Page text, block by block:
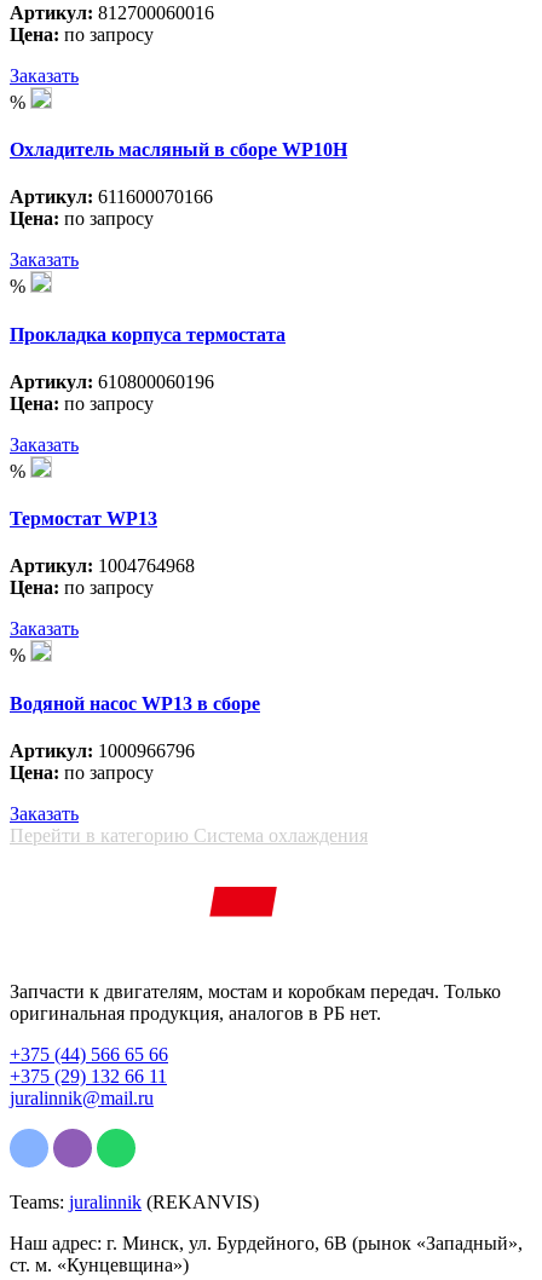
Артикул: 812700060016
Цена: по запросу
Заказать
%
Охладитель масляный в сборе WP10H
Артикул: 611600070166
Цена: по запросу
Заказать
%
Прокладка корпуса термостата
Артикул: 610800060196
Цена: по запросу
Заказать
%
Термостат WP13
Артикул: 1004764968
Цена: по запросу
Заказать
%
Водяной насос WP13 в сборе
Артикул: 1000966796
Цена: по запросу
Заказать
Перейти в категорию Система охлаждения
Запчасти к двигателям, мостам и коробкам передач. Только
оригинальная продукция, аналогов в РБ нет.
+375 (44) 566 65 66
+375 (29) 132 66 11
juralinnik@mail.ru
Teams: juralinnik (REKANVIS)
Наш адрес: г. Минск, ул. Бурдейного, 6В (рынок «Западный»,
ст. м. «Кунцевщина»)